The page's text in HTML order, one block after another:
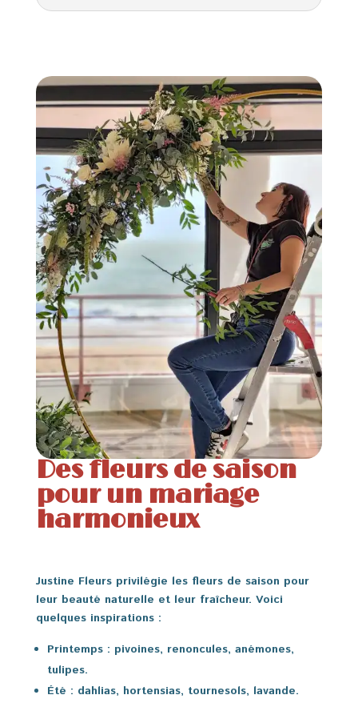
Des fleurs de saison
pour un mariage
harmonieux
Justine Fleurs privilégie les fleurs de saison pour
leur beauté naturelle et leur fraîcheur. Voici
quelques inspirations :
Printemps: pivoines, renoncules, anémones,
tulipes.
Été : dahlias, hortensias, tournesols, lavande.